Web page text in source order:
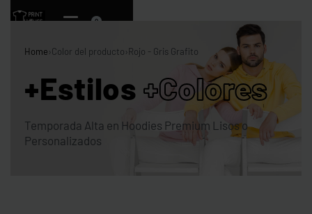
0
Home›Color del producto›Rojo - Gris Grafito
+Estilos +Colores
Temporada Alta en Hoodies Premium Lisos o
Personalizados